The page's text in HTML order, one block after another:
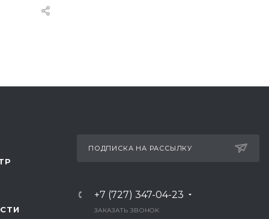
ПОДПИСКА НА РАССЫЛКУ
+7 (727) 347-04-23
ЗАКАЗАТЬ ЗВОНОК